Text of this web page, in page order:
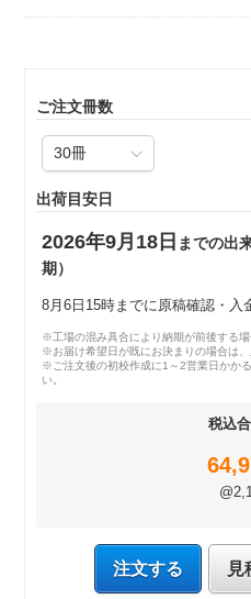
ご注文冊数
出荷目安日
2026年9月18日 までの出
期）
8月6日15時までに原稿確認・入
※工場の混み具合により納期が前後する場
※お届け希望日が既にお決まりの場合は、
※ご注文後の初校作成に1～2営業日かか
い。
税込
注文する 見